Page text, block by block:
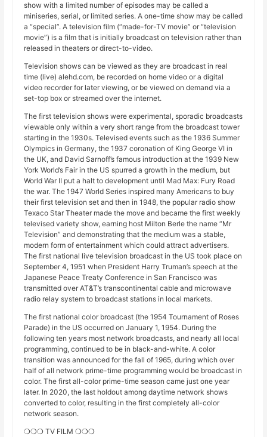
show with a limited number of episodes may be called a
miniseries, serial, or limited series. A one-time show may be called
a “special”. A television film (“made-for-TV movie” or “television
movie”) is a film that is initially broadcast on television rather than
released in theaters or direct-to-video.
Television shows can be viewed as they are broadcast in real
time (live) alehd.com, be recorded on home video or a digital
video recorder for later viewing, or be viewed on demand via a
set-top box or streamed over the internet.
The first television shows were experimental, sporadic broadcasts
viewable only within a very short range from the broadcast tower
starting in the 1930s. Televised events such as the 1936 Summer
Olympics in Germany, the 1937 coronation of King George VI in
the UK, and David Sarnoff’s famous introduction at the 1939 New
York World’s Fair in the US spurred a growth in the medium, but
World War II put a halt to development until Mad Max: Fury Road
the war. The 1947 World Series inspired many Americans to buy
their first television set and then in 1948, the popular radio show
Texaco Star Theater made the move and became the first weekly
televised variety show, earning host Milton Berle the name “Mr
Television” and demonstrating that the medium was a stable,
modern form of entertainment which could attract advertisers.
The first national live television broadcast in the US took place on
September 4, 1951 when President Harry Truman’s speech at the
Japanese Peace Treaty Conference in San Francisco was
transmitted over AT&T’s transcontinental cable and microwave
radio relay system to broadcast stations in local markets.
The first national color broadcast (the 1954 Tournament of Roses
Parade) in the US occurred on January 1, 1954. During the
following ten years most network broadcasts, and nearly all local
programming, continued to be in black-and-white. A color
transition was announced for the fall of 1965, during which over
half of all network prime-time programming would be broadcast in
color. The first all-color prime-time season came just one year
later. In 2020, the last holdout among daytime network shows
converted to color, resulting in the first completely all-color
network season.
❍❍❍ TV FILM ❍❍❍